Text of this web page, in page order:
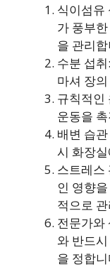
식이섬유
가 풍부
을 관리
수분 섭
마셔 장
규칙적인
운동을
배변 습
시 화장
스트레스
인 영향
적으로
전문가와
와 반드
을 정합